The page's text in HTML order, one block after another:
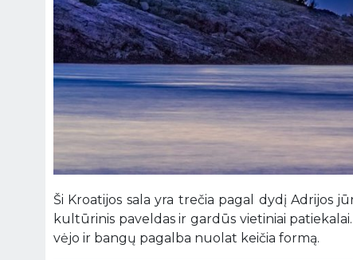
Ši Kroatijos sala yra trečia pagal dydį Adrijos
kultūrinis paveldas ir gardūs vietiniai
vėjo ir bangų pagalba nuolat keičia formą.